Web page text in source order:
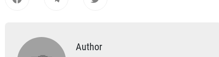
Author